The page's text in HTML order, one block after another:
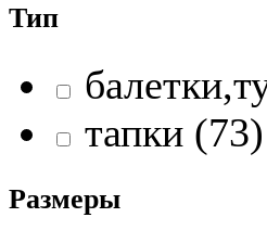
Тип
тапки (73)
Размеры